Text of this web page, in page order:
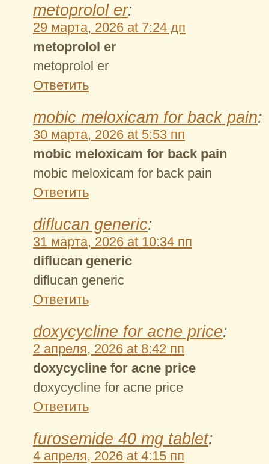
metoprolol er:
29 марта, 2026 at 7:24 дп
metoprolol er
metoprolol er
Ответить
mobic meloxicam for back pain:
30 марта, 2026 at 5:53 пп
mobic meloxicam for back pain
mobic meloxicam for back pain
Ответить
diflucan generic:
31 марта, 2026 at 10:34 пп
diflucan generic
diflucan generic
Ответить
doxycycline for acne price:
2 апреля, 2026 at 8:42 пп
doxycycline for acne price
doxycycline for acne price
Ответить
furosemide 40 mg tablet:
4 апреля, 2026 at 4:15 пп